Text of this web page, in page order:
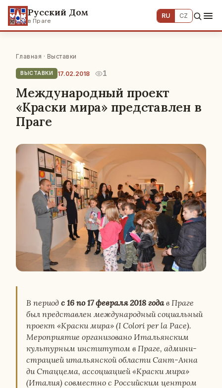
Русский Дом
в Праге
RU CZ
Главная · Выставки
ВЫСТАВКИ 17.02.2018 1
Международный проект
«Краски мира» представлен в
Праге
В период с 16 по 17 фев­ра­ля 2018 годав Праге
был пред­став­лен меж­ду­на­род­ный со­ци­аль­ный
проект «Краски мира» (I Colori per la Pace).
Ме­ро­при­я­тие ор­га­ни­зо­ва­но Ита­льян­ским
куль­тур­ным ин­сти­ту­том в Праге, ад­ми­ни­
стра­ци­ей ита­льян­ской об­ла­сти Сант-Анна
ди Стац­це­ма, ас­со­ци­а­ци­ей «Краски мира»
(Италия) сов­мест­но с Рос­сий­ским цен­тром